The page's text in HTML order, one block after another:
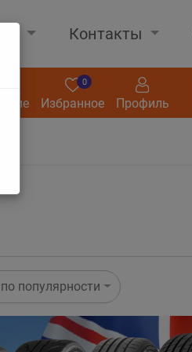
Контакты
Избранное
0
Профиль
по популярности